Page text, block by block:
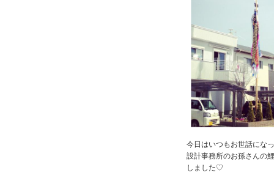
今日はいつもお世話にな
設計事務所のお孫さんの
しました♡